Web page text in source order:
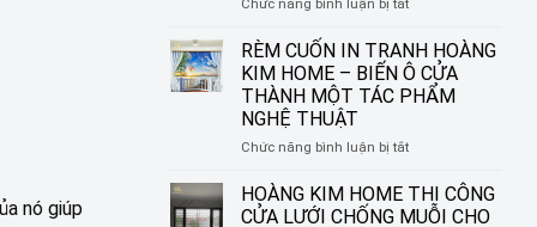
nó giúp
Chức năng bình luận bị tắt
KIM
HOME
THI
CÔNG
SÁO
TẠI
ĐƯỜNG
RÈM CUỐN IN TRANH HOÀNG
KIM HOME – BIẾN Ô CỬA
THÀNH MỘT TÁC PHẨM
NGHỆ THUẬT
Chức năng bình luận bị tắtở
CUỐN
IN
HOÀNG KIM HOME THI CÔNG
CỬA LƯỚI CHỐNG MUỖI CHO